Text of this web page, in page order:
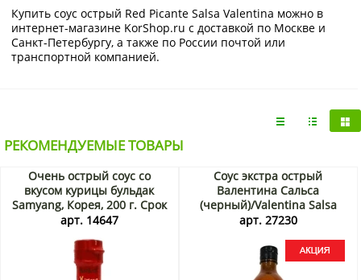
Купить соус острый Red Picante Salsa Valentina можно в
интернет-магазине KorShop.ru с доставкой по Москве и
Санкт-Петербургу, а также по России почтой или
транспортной компанией.
РЕКОМЕНДУЕМЫЕ ТОВАРЫ
Очень острый соус со
вкусом курицы бульдак
Samyang, Корея, 200 г. Срок
до 03.09.2026. Распродажа
арт. 14647
Соус экстра острый
Валентина Сальса
(черный)/Valentina Salsa
Picante Extra (black) Сальса
370 мл Акция
арт. 27230